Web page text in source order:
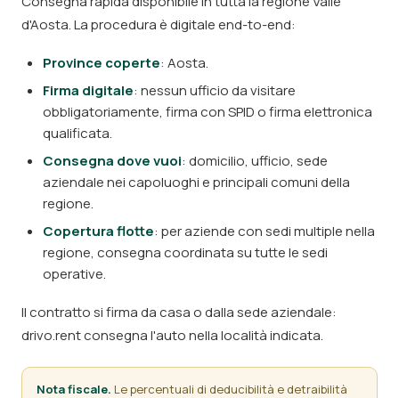
d'Aosta. La procedura è digitale end-to-end:
Province coperte: Aosta.
Firma digitale: nessun ufficio da visitare
obbligatoriamente, firma con SPID o firma elettronica
qualificata.
Consegna dove vuoi: domicilio, ufficio, sede
aziendale nei capoluoghi e principali comuni della
regione.
Copertura flotte: per aziende con sedi multiple nella
regione, consegna coordinata su tutte le sedi
operative.
Il contratto si firma da casa o dalla sede aziendale:
drivo.rent consegna l'auto nella località indicata.
Nota fiscale. Le percentuali di deducibilità e detraibilità